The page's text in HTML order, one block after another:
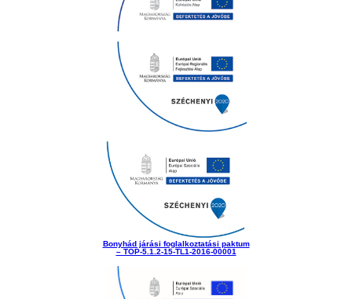
Bonyhád járási foglalkoztatási paktum
– TOP-5.1.2-15-TL1-2016-00001